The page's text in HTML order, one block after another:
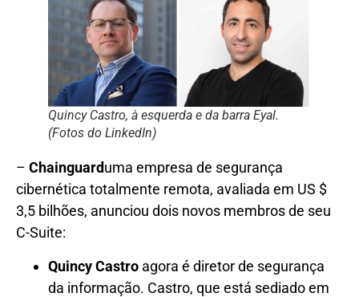
Quincy Castro, à esquerda e da barra Eyal.
(Fotos do LinkedIn)
– Chainguarduma empresa de segurança
cibernética totalmente remota, avaliada em US $
3,5 bilhões, anunciou dois novos membros de seu
C-Suite:
Quincy Castro agora é diretor de segurança
da informação. Castro, que está sediado em